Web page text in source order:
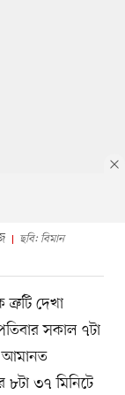
ছবি: বিমান
ত্রুটি দেখা
সকাল ৭টা
আমানত
৩৭ মিনিটে